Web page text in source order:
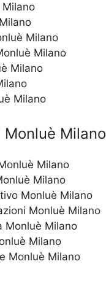
Milano
Milano
Milano
Milano
Milano
Milano
Milano
Monluè Milano
Monluè Milano
Monluè Milano
Milano
Monluè Milano